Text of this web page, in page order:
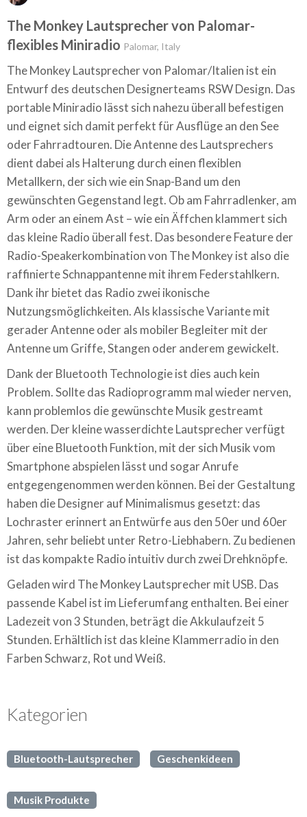
The Monkey Lautsprecher von Palomar-
flexibles Miniradio Palomar, Italy
The Monkey Lautsprecher von Palomar/Italien ist ein
Entwurf des deutschen Designerteams RSW Design. Das
portable Miniradio lässt sich nahezu überall befestigen
und eignet sich damit perfekt für Ausflüge an den See
oder Fahrradtouren. Die Antenne des Lautsprechers
dient dabei als Halterung durch einen flexiblen
Metallkern, der sich wie ein Snap-Band um den
gewünschten Gegenstand legt. Ob am Fahrradlenker, am
Arm oder an einem Ast – wie ein Äffchen klammert sich
das kleine Radio überall fest. Das besondere Feature der
Radio-Speakerkombination von The Monkey ist also die
raffinierte Schnappantenne mit ihrem Federstahlkern.
Dank ihr bietet das Radio zwei ikonische
Nutzungsmöglichkeiten. Als klassische Variante mit
gerader Antenne oder als mobiler Begleiter mit der
Antenne um Griffe, Stangen oder anderem gewickelt.
Dank der Bluetooth Technologie ist dies auch kein
Problem. Sollte das Radioprogramm mal wieder nerven,
kann problemlos die gewünschte Musik gestreamt
werden. Der kleine wasserdichte Lautsprecher verfügt
über eine Bluetooth Funktion, mit der sich Musik vom
Smartphone abspielen lässt und sogar Anrufe
entgegengenommen werden können. Bei der Gestaltung
haben die Designer auf Minimalismus gesetzt: das
Lochraster erinnert an Entwürfe aus den 50er und 60er
Jahren, sehr beliebt unter Retro-Liebhabern. Zu bedienen
ist das kompakte Radio intuitiv durch zwei Drehknöpfe.
Geladen wird The Monkey Lautsprecher mit USB. Das
passende Kabel ist im Lieferumfang enthalten. Bei einer
Ladezeit von 3 Stunden, beträgt die Akkulaufzeit 5
Stunden. Erhältlich ist das kleine Klammerradio in den
Farben Schwarz, Rot und Weiß.
Kategorien
Bluetooth-Lautsprecher Geschenkideen
Musik Produkte